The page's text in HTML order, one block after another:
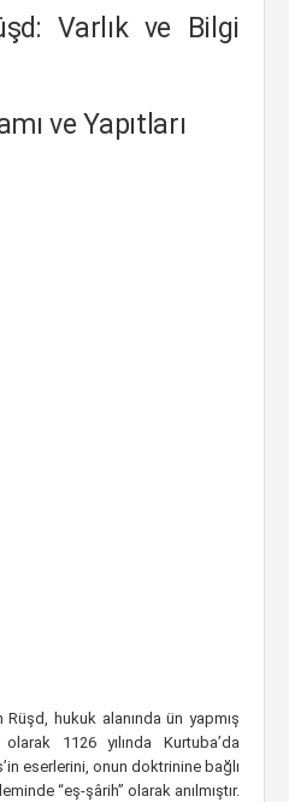
Varlık ve Bilgi
ve Yapıtları
hukuk alanında ün yapmış
1126 yılında Kurtuba’da
eserlerini, onun doktrinine bağlı
“eş-şârih” olarak anılmıştır.